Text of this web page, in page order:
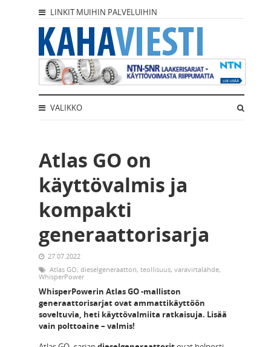
LINKIT MUIHIN PALVELUIHIN
VALIKKO
Atlas GO on
käyttövalmis ja
kompakti
generaattorisarja
27.07.2022
Atlas GO, dieselgeneraattori, teollisuus, varavirtalähde,
WhisperPower
WhisperPowerin Atlas GO -malliston
generaattorisarjat ovat ammattikäyttöön
soveltuvia, heti käyttövalmiita ratkaisuja. Lisää
vain polttoaine – valmis!